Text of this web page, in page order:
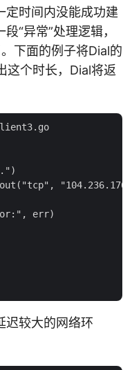
定时间内没能成功建
“异常”处理逻辑，
下面的例子将Dial的
这个时长，Dial将返
err)
迟较大的网络环